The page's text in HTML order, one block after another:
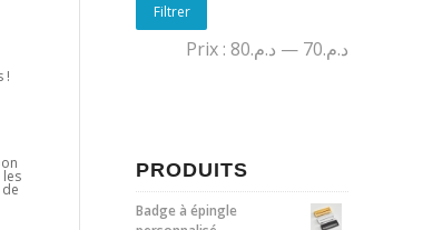
!
les
Filtrer
Prix : د.م.70 — د.م.80
PRODUITS
Badge à épingle